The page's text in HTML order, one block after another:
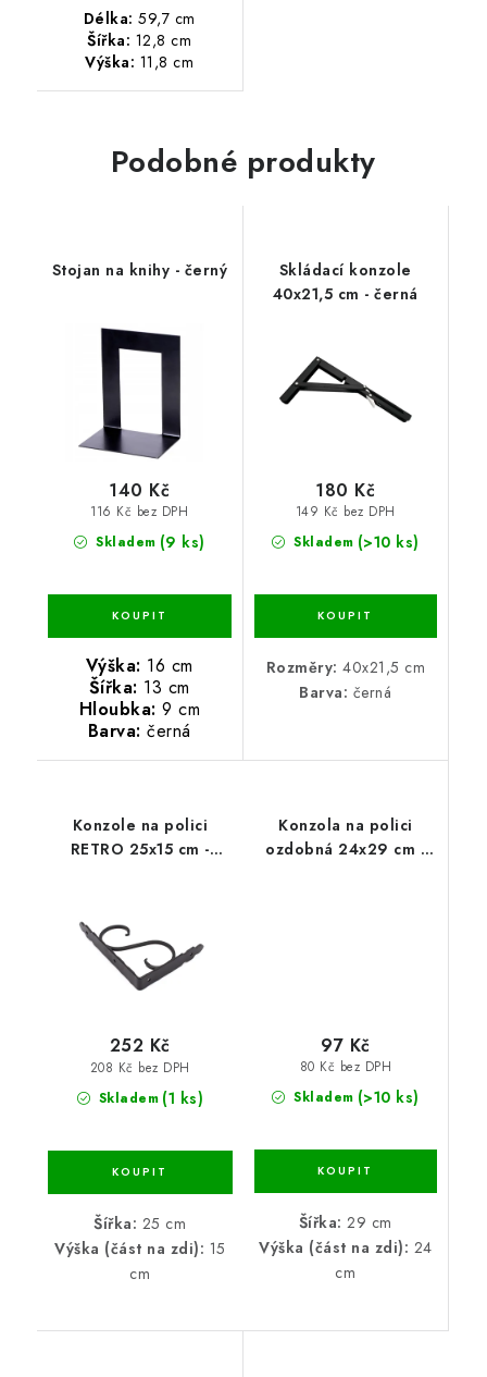
Délka: 59,7 cm
Šířka: 12,8 cm
Výška: 11,8 cm
Podobné produkty
Stojan na knihy - černý
Skladem (9 ks)
116 Kč bez DPH
140 Kč
Výška: 16 cm
Šířka: 13 cm
Hloubka: 9 cm
Barva: černá
Skládací konzole
40x21,5 cm - černá
Skladem (>10 ks)
149 Kč bez DPH
180 Kč
Rozměry: 40x21,5 cm
Barva: černá
Konzole na polici
RETRO 25x15 cm -
Skladem (1 ks)
208 Kč bez DPH
252 Kč
Šířka: 25 cm
Výška (část na zdi): 15
cm
Konzola na polici
ozdobná 24x29 cm -
Skladem (>10 ks)
80 Kč bez DPH
97 Kč
Šířka: 29 cm
Výška (část na zdi): 24
cm